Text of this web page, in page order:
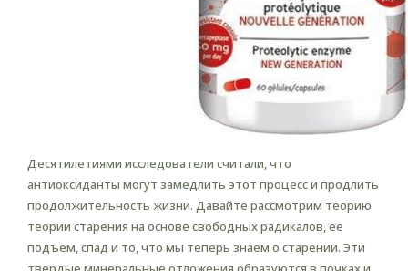
Десятилетиями исследователи считали, что
антиоксиданты могут замедлить этот процесс и продлить
продолжительность жизни. Давайте рассмотрим теорию
теории старения на основе свободных радикалов, ее
подъем, спад и то, что мы теперь знаем о старении. Эти